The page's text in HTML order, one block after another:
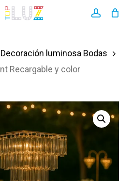
Decoración luminosa Bodas
Recargable y color